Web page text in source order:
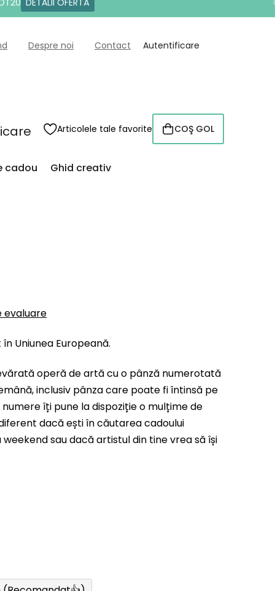
DETALII OFERTĂ
Despre noi Contact Autentificare
Articolele tale favorite
COŞ
DE
COŞ GOL
cadou Ghid creativ
evaluare
Uniunea Europeană.
operă de artă cu o pânză numerotată
inclusiv pânza care poate fi întinsă pe
îți pune la dispoziție o mulțime de
dacă ești în căutarea cadoului
sau dacă artistul din tine vrea să își